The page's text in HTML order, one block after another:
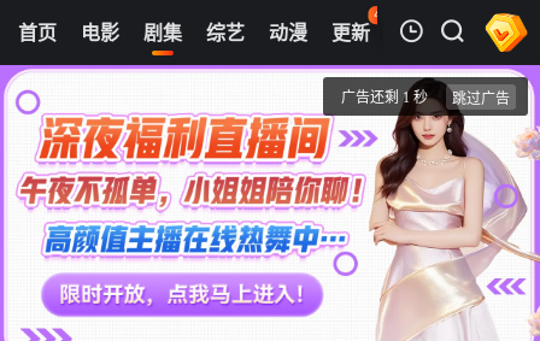
首页 电影 剧集 综艺 动漫 更新
42
热榜 APP
第01集
爱的厘米
清空